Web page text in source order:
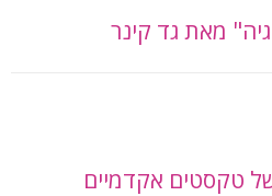
מאת גד קינר
טקסטים אקדמיים